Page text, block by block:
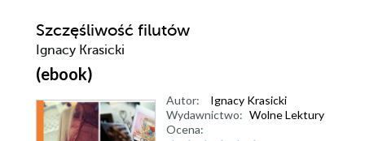
Szczęśliwość filutów
Ignacy Krasicki
(ebook)
Autor:
Ignacy Krasicki
Wydawnictwo: Wolne Lektury
Ocena: